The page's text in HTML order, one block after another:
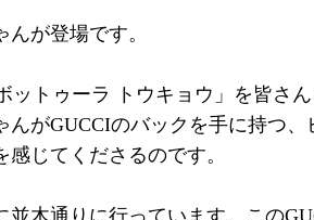
が登場です。
ットゥーラ トウキョウ」を皆さ
んがGUCCIのバックを手に持つ
じてくださるのです。